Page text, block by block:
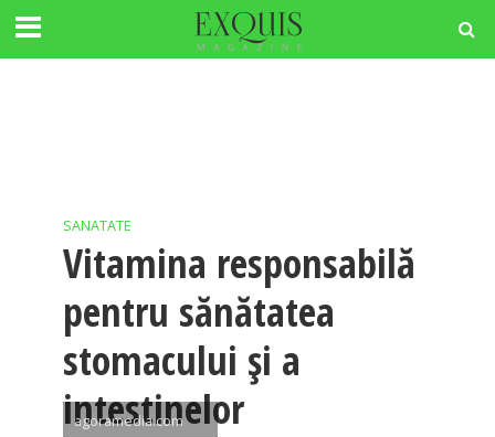
SANATATE
Vitamina responsabilă
pentru sănătatea
stomacului și a
intestinelor
agoramedia.com